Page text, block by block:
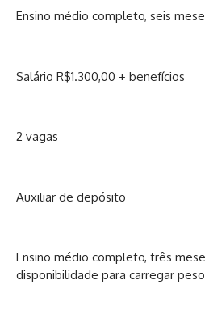
Ensino médio completo, seis
Salário R$1.300,00 + benefícios
2 vagas
Auxiliar de depósito
Ensino médio completo, três
disponibilidade para carregar